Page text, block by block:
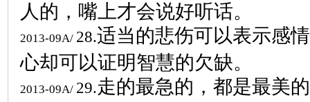
人的，嘴上才会说好听话。
2013-09A/ 28.适当的悲伤可以表示感
心却可以证明智慧的欠缺。
2013-09A/ 29.走的最急的，都是最美